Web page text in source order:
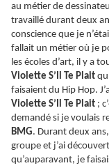
au métier de
travaillé durant deux
conscience que je
fallait un métier où je
les écoles d’art, il y a
Violette S’Il Te Plait
faisaient du Hip Hop.
Violette S’Il Te Plait ;
demandé si je voulais
BMG. Durant deux
groupe et j’ai
qu’auparavant, je